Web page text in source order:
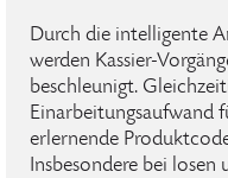
Durch die intelligente
werden Kassier-
beschleunigt.
Einarbeitungsaufwand
erlernende
Insbesondere bei